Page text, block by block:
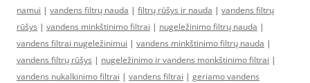
namui | vandens filtrų nauda | filtrų rūšys ir nauda | vandens filtrų
rūšys | vandens minkštinimo filtrai | nugeležinimo filtrų nauda |
vandens filtrai nugeležinimui | vandens minkštinimo filtrų nauda |
vandens filtrų rūšys | nugeležinimo ir vandens monkštinimo filtrai |
vandens nukalkinimo filtrai | vandens filtrai | geriamo vandens